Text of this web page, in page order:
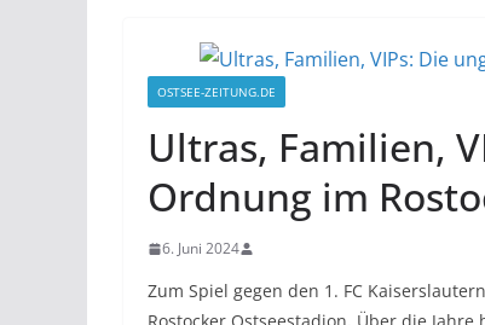
OSTSEE-ZEITUNG.DE
Ultras, Familien,
Ordnung im
6. Juni 2024
Zum Spiel gegen den 1. FC